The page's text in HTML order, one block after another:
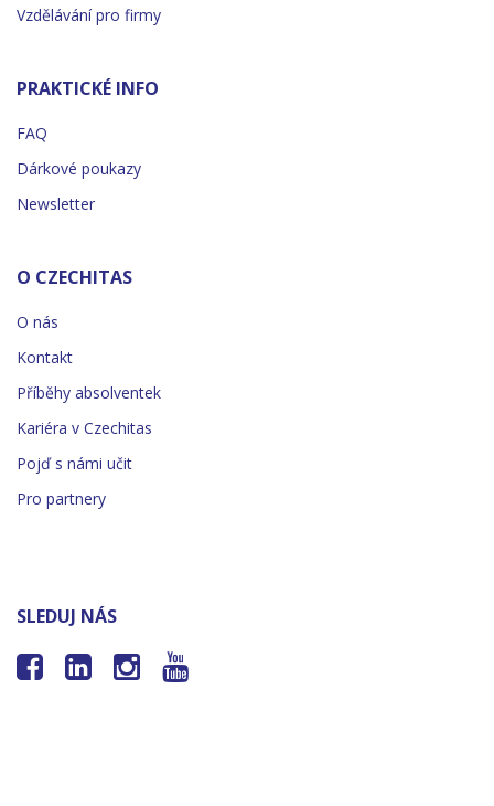
Vzdělávání pro firmy
PRAKTICKÉ INFO
FAQ
Dárkové poukazy
Newsletter
O CZECHITAS
O nás
Kontakt
Příběhy absolventek
Kariéra v Czechitas
Pojď s námi učit
Pro partnery
SLEDUJ NÁS
   